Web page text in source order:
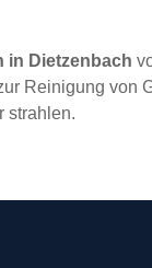
in Dietzenbach
Reinigung von
strahlen.